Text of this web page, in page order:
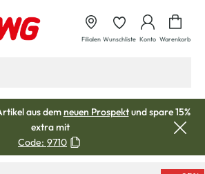
Filialen Wunschliste Konto Warenkorb
aus demneuen Prospektund spare 15%
extra mit
Code: 9710